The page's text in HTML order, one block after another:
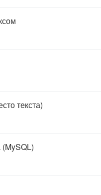
текста)